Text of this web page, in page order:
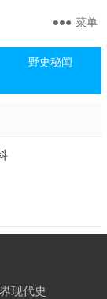
野史秘闻
菜单
现代史